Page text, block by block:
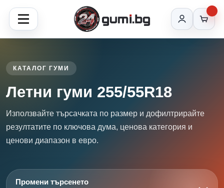
КАТАЛОГ ГУМИ
Летни гуми 255/55R18
Използвайте търсачката по размер и дофилтрирайте
резултатите по ключова дума, ценова категория и
ценови диапазон в евро.
Промени търсенето